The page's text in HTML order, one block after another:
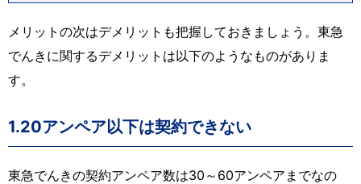
メリットの次はデメリットも把握しておきましょう。東急
でんきに関するデメリットは以下のようなものがありま
す。
1.20アンペア以下は契約できない
東急でんきの契約アンペア数は30～60アンペアまでなの